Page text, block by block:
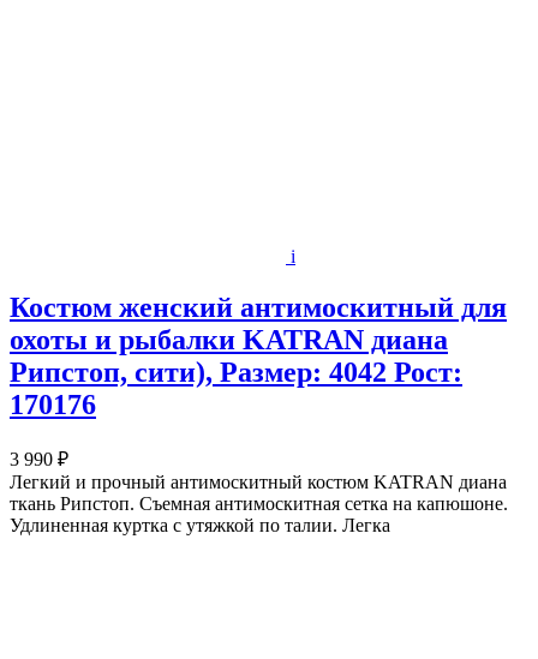
i
Костюм женский антимоскитный для
охоты и рыбалки KATRAN диана
Рипстоп, сити), Размер: 4042 Рост:
170176
3 990 ₽
Легкий и прочный антимоскитный костюм KATRAN диана
ткань Рипстоп. Съемная антимоскитная сетка на капюшоне.
Удлиненная куртка с утяжкой по талии. Легка